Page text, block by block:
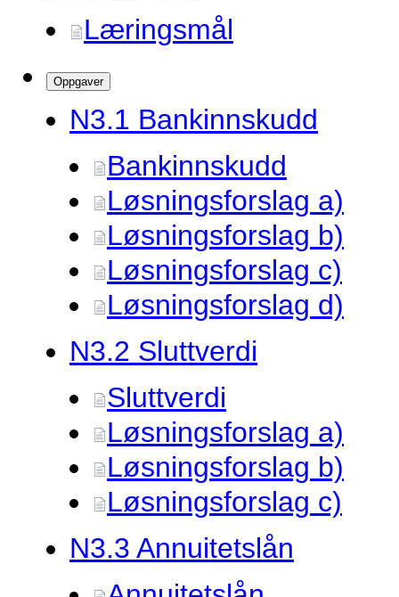
Læringsmål
Oppgaver
N3.1 Bankinnskudd
Bankinnskudd
Løsningsforslag a)
Løsningsforslag b)
Løsningsforslag c)
Løsningsforslag d)
N3.2 Sluttverdi
Sluttverdi
Løsningsforslag a)
Løsningsforslag b)
Løsningsforslag c)
N3.3 Annuitetslån